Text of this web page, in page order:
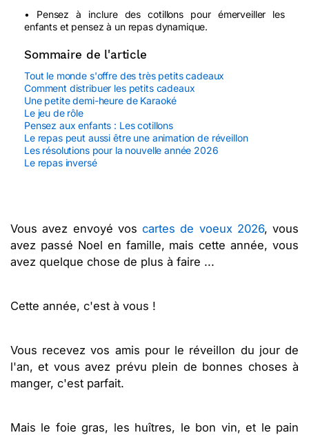
• Pensez à inclure des cotillons pour émerveiller les
enfants et pensez à un repas dynamique.
Sommaire de l'article
Tout le monde s'offre des très petits cadeaux
Comment distribuer les petits cadeaux
Une petite demi-heure de Karaoké
Le jeu de rôle
Pensez aux enfants : Les cotillons
Le repas peut aussi être une animation de réveillon
Les résolutions pour la nouvelle année 2026
Le repas inversé
Vous avez envoyé vos cartes de voeux 2026, vous
avez passé Noel en famille, mais cette année, vous
avez quelque chose de plus à faire ...
Cette année, c'est à vous !
Vous recevez vos amis pour le réveillon du jour de
l'an, et vous avez prévu plein de bonnes choses à
manger, c'est parfait.
Mais le foie gras, les huîtres, le bon vin, et le pain